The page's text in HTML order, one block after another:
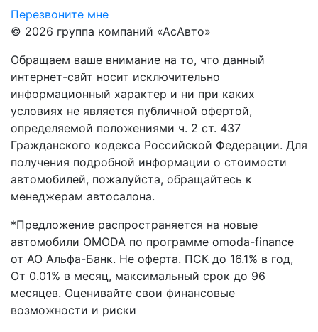
Перезвоните мне
© 2026 группа компаний «‎АсАвто»
Обращаем ваше внимание на то, что данный
интернет-сайт носит исключительно
информационный характер и ни при каких
условиях не является публичной офертой,
определяемой положениями ч. 2 ст. 437
Гражданского кодекса Российской Федерации. Для
получения подробной информации о стоимости
автомобилей, пожалуйста, обращайтесь к
менеджерам автосалона.
*Предложение распространяется на новые
автомобили OMODA по программе omoda-finance
от АО Альфа-Банк. Не оферта. ПСК до 16.1% в год,
От 0.01% в месяц, максимальный срок до 96
месяцев. Оценивайте свои финансовые
возможности и риски